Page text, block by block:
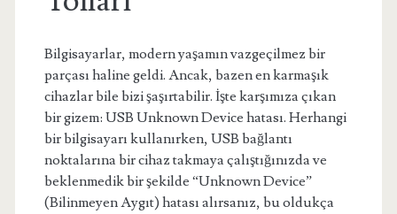
Bilgisayarlar, modern yaşamın vazgeçilmez bir
parçası haline geldi. Ancak, bazen en karmaşık
cihazlar bile bizi şaşırtabilir. İşte karşımıza çıkan
bir gizem: USB Unknown Device hatası. Herhangi
bir bilgisayarı kullanırken, USB bağlantı
noktalarına bir cihaz takmaya çalıştığınızda ve
beklenmedik bir şekilde “Unknown Device”
(Bilinmeyen Aygıt) hatası alırsanız, bu oldukça